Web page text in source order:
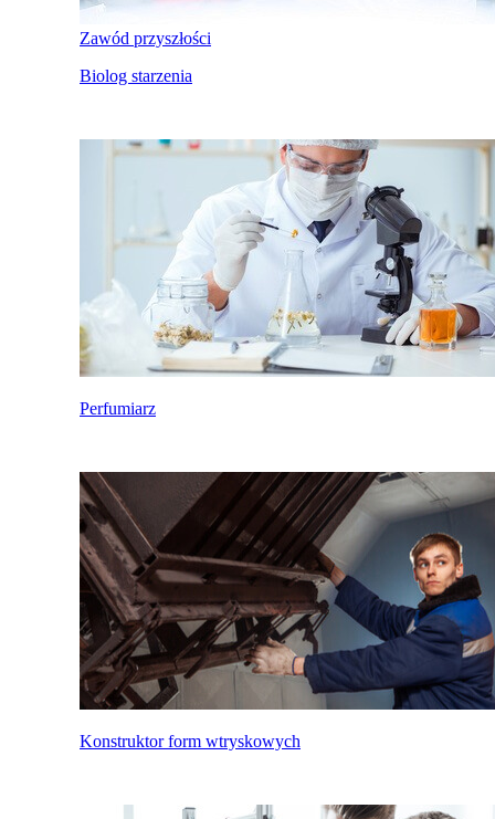
Zawód przyszłości
Biolog starzenia
Perfumiarz
Konstruktor form wtryskowych